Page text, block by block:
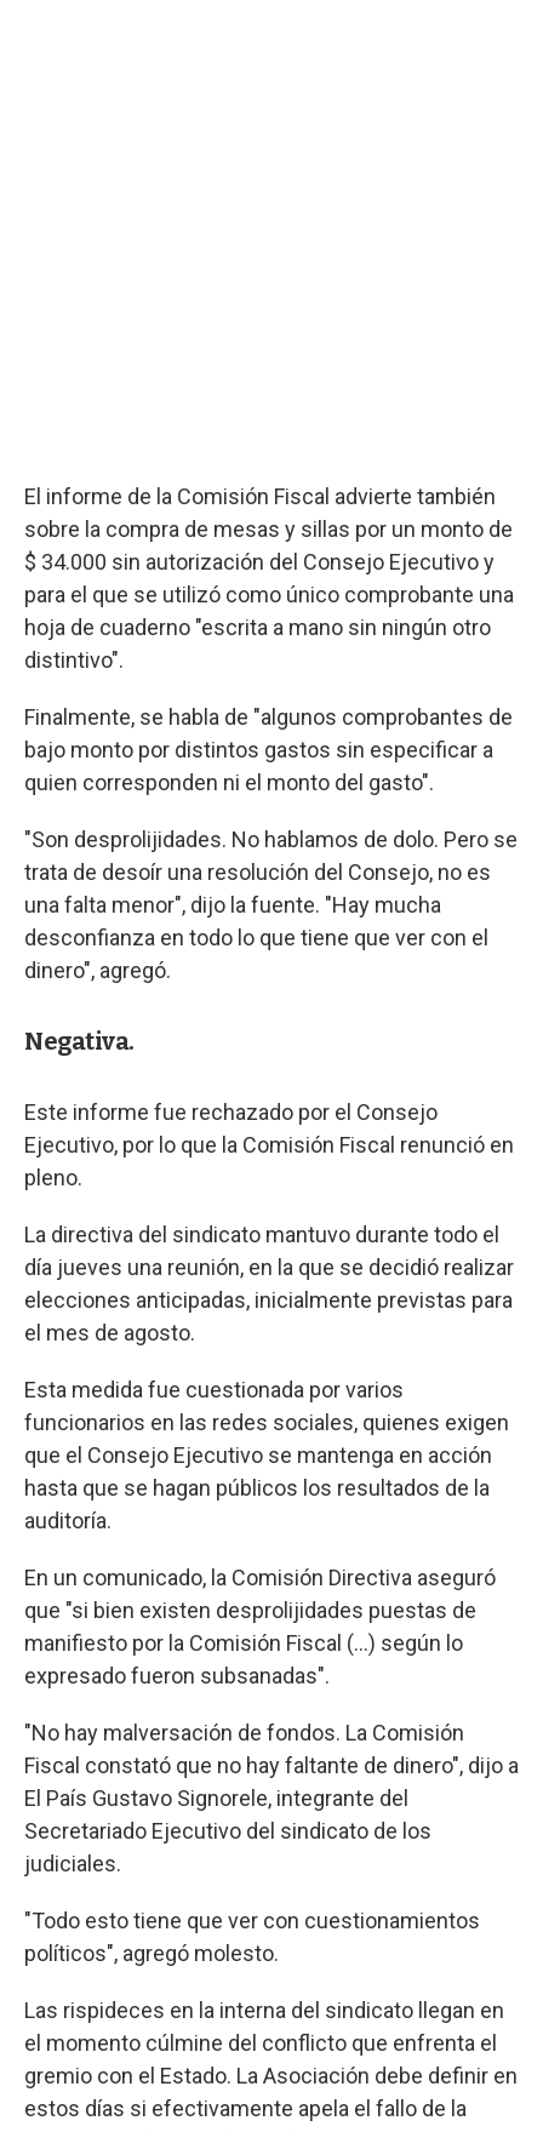
El informe de la Comisión Fiscal advierte también
sobre la compra de mesas y sillas por un monto de
$ 34.000 sin autorización del Consejo Ejecutivo y
para el que se utilizó como único comprobante una
hoja de cuaderno "escrita a mano sin ningún otro
distintivo".
Finalmente, se habla de "algunos comprobantes de
bajo monto por distintos gastos sin especificar a
quien corresponden ni el monto del gasto".
"Son desprolijidades. No hablamos de dolo. Pero se
trata de desoír una resolución del Consejo, no es
una falta menor", dijo la fuente. "Hay mucha
desconfianza en todo lo que tiene que ver con el
dinero", agregó.
Negativa.
Este informe fue rechazado por el Consejo
Ejecutivo, por lo que la Comisión Fiscal renunció en
pleno.
La directiva del sindicato mantuvo durante todo el
día jueves una reunión, en la que se decidió realizar
elecciones anticipadas, inicialmente previstas para
el mes de agosto.
Esta medida fue cuestionada por varios
funcionarios en las redes sociales, quienes exigen
que el Consejo Ejecutivo se mantenga en acción
hasta que se hagan públicos los resultados de la
auditoría.
En un comunicado, la Comisión Directiva aseguró
que "si bien existen desprolijidades puestas de
manifiesto por la Comisión Fiscal (...) según lo
expresado fueron subsanadas".
"No hay malversación de fondos. La Comisión
Fiscal constató que no hay faltante de dinero", dijo a
El País Gustavo Signorele, integrante del
Secretariado Ejecutivo del sindicato de los
judiciales.
"Todo esto tiene que ver con cuestionamientos
políticos", agregó molesto.
Las rispideces en la interna del sindicato llegan en
el momento cúlmine del conflicto que enfrenta el
gremio con el Estado. La Asociación debe definir en
estos días si efectivamente apela el fallo de la